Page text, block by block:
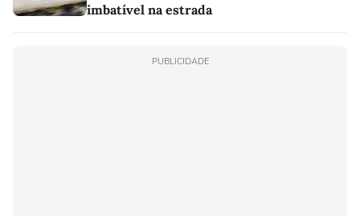
imbatível na estrada
PUBLICIDADE